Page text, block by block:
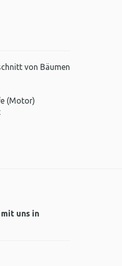
von Bäumen
(Motor)
uns in